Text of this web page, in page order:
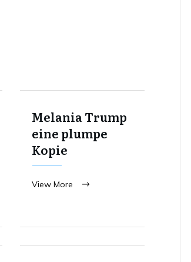
Melania Trump
eine plumpe
Kopie
View More